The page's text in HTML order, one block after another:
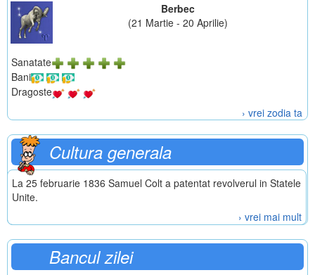
Berbec
(21 Martie - 20 Aprilie)
Sanatate
Bani
Dragoste
› vrei zodia ta
Cultura generala
La 25 februarie 1836 Samuel Colt a patentat revolverul in Statele
Unite.
› vrei mai mult
Bancul zilei